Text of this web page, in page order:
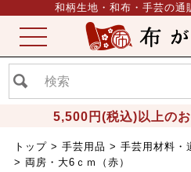
和柄生地・和布・手芸の通
5,500円(税込)以上の
ME
NU
トップ 手芸用品 手芸用材料・
両房・大6ｃｍ（赤）